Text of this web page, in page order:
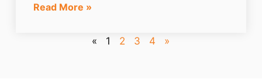
Read More »
« 1 2 3 4 »